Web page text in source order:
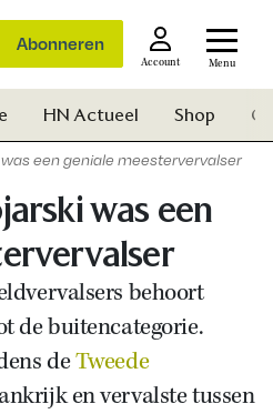
Abonneren
Account Menu
HN Actueel Shop
een geniale meestervervalser
was een
behoort
de buitencategorie.
deTweede
en vervalste tussen